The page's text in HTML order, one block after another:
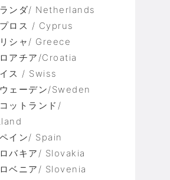
ンダ/ Netherlands
ロス / Cyprus
シャ/ Greece
アチア/Croatia
ス / Swiss
ェーデン/Sweden
ットランド/
イン/ Spain
バキア/ Slovakia
ベニア/ Slovenia